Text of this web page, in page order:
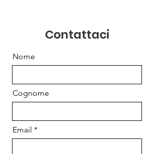
Contattaci
Nome
Cognome
Email